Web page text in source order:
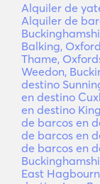
Alquiler de
Alquiler de
Balking,
Thame,
Weedon,
destino
en destino
en destino
de barcos en
de barcos en
de barcos en
East